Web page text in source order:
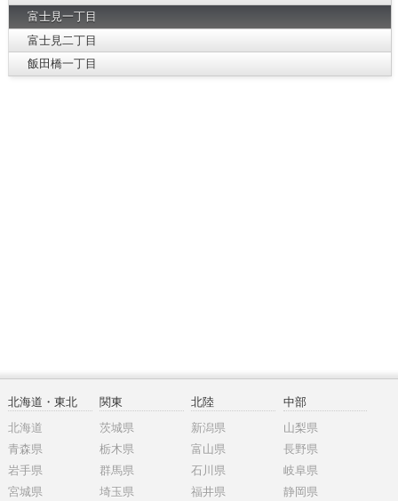
富士見一丁目
富士見二丁目
飯田橋一丁目
北海道・東北
北海道
青森県
岩手県
宮城県
関東
茨城県
栃木県
群馬県
埼玉県
北陸
新潟県
富山県
石川県
福井県
中部
山梨県
長野県
岐阜県
静岡県